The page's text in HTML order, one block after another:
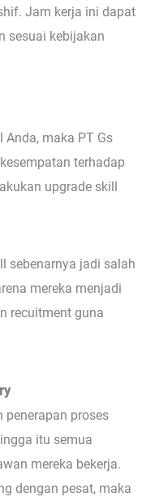
Jam kerja ini dapat
sesuai kebijakan
maka PT Gs
terhadap
upgrade skill
sebenarnya jadi salah
mereka menjadi
recuitment guna
penerapan proses
itu semua
mereka bekerja.
dengan pesat, maka